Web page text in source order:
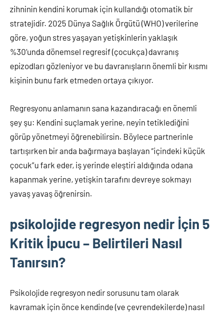
zihninin kendini korumak için kullandığı otomatik bir
stratejidir. 2025 Dünya Sağlık Örgütü (WHO) verilerine
göre, yoğun stres yaşayan yetişkinlerin yaklaşık
%30’unda dönemsel regresif (çocukça) davranış
epizodları gözleniyor ve bu davranışların önemli bir kısmı
kişinin bunu fark etmeden ortaya çıkıyor.
Regresyonu anlamanın sana kazandıracağı en önemli
şey şu: Kendini suçlamak yerine, neyin tetiklediğini
görüp yönetmeyi öğrenebilirsin. Böylece partnerinle
tartışırken bir anda bağırmaya başlayan “içindeki küçük
çocuk”u fark eder, iş yerinde eleştiri aldığında odana
kapanmak yerine, yetişkin tarafını devreye sokmayı
yavaş yavaş öğrenirsin.
psikolojide regresyon nedir İçin 5
Kritik İpucu – Belirtileri Nasıl
Tanırsın?
Psikolojide regresyon nedir sorusunu tam olarak
kavramak için önce kendinde (ve çevrendekilerde) nasıl